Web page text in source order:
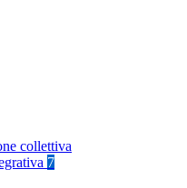
collettiva
7